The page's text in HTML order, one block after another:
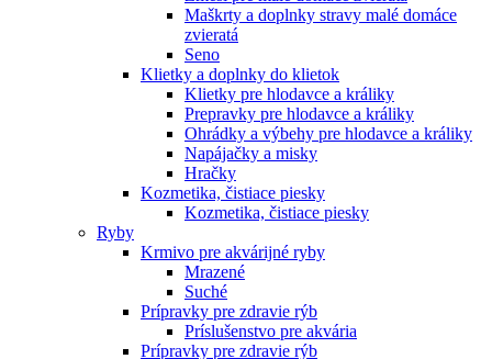
Maškrty a doplnky stravy malé domáce
zvieratá
Seno
Klietky a doplnky do klietok
Klietky pre hlodavce a králiky
Prepravky pre hlodavce a králiky
Ohrádky a výbehy pre hlodavce a králiky
Napájačky a misky
Hračky
Kozmetika, čistiace piesky
Kozmetika, čistiace piesky
Ryby
Krmivo pre akvárijné ryby
Mrazené
Suché
Prípravky pre zdravie rýb
Príslušenstvo pre akvária
Prípravky pre zdravie rýb